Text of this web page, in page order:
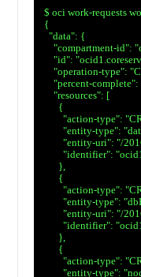
$ oci work-requests
{
"data": {
"compartment-id":
"id":
"operation-type":
"percent-complete":
"resources": [
{
"action-type":
"entity-type":
"entity-uri": "/
"identifier":
},
{
"action-type":
"entity-type":
"entity-uri": "/
"identifier":
},
{
"action-type":
"entity-type":